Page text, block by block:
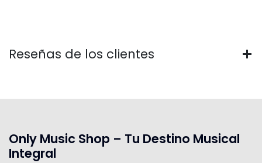
Reseñas de los clientes
Only Music Shop – Tu Destino Musical
Integral